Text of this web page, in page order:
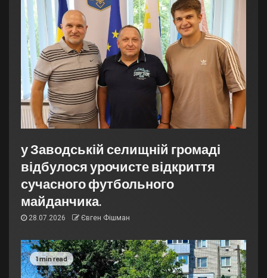
у Заводській селищній громаді
відбулося урочисте відкриття
сучасного футбольного
майданчика.
28.07.2026 Євген Фішман
1 min read